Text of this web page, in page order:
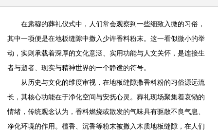
在肃穆的葬礼仪式中，人们常会观察到一些细致入微的习俗，
其中一项便是在地板缝隙中撒入少许香料粉末。这一看似微小的举
动，实则承载着深厚的文化意涵、实用功能与人文关怀，是连接生
者与逝者、现实与精神世界的一个静谧的符号。
从历史与文化的维度审视，在地板缝隙撒香料粉的习俗源远流
长，其核心功能在于净化空间与安抚心灵。葬礼现场聚集着哀恸的
情绪，传统观念认为，香料燃烧或散发的气味具有驱散不良气息、
净化环境的作用。檀香、沉香等粉末被撒入木质地板缝隙，在人们